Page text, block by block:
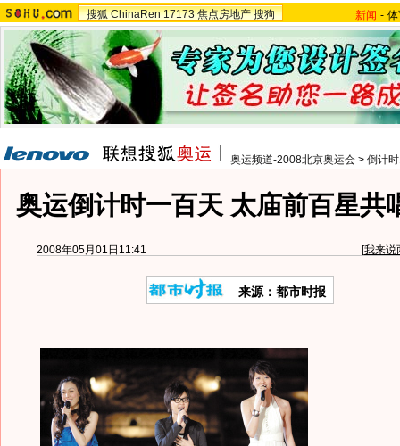
搜狐 ChinaRen 17173 焦点房地产 搜狗 新闻 -
奥运频道-2008北京奥运会 > 倒计
奥运倒计时一百天 太庙前百星共
2008年05月01日11:41 [我来说
来源：都市时报